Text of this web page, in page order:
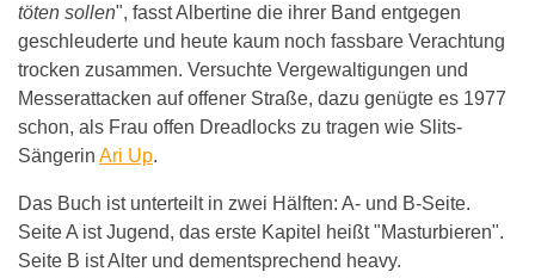
töten sollen", fasst Albertine die ihrer Band entgegen
geschleuderte und heute kaum noch fassbare Verachtung
trocken zusammen. Versuchte Vergewaltigungen und
Messerattacken auf offener Straße, dazu genügte es 1977
schon, als Frau offen Dreadlocks zu tragen wie Slits-
Sängerin Ari Up.
Das Buch ist unterteilt in zwei Hälften: A- und B-Seite.
Seite A ist Jugend, das erste Kapitel heißt "Masturbieren".
Seite B ist Alter und dementsprechend heavy.